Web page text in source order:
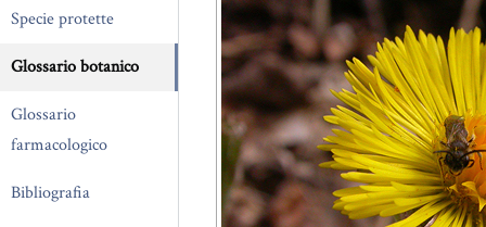
Specie protette
Glossario botanico
Glossario
farmacologico
Bibliografia